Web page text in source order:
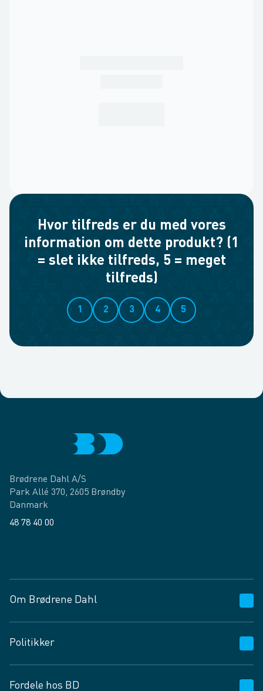
Hvor tilfreds er du med vores
information om dette produkt? (1
= slet ikke tilfreds, 5 = meget
tilfreds)
1 2 3 4 5
Brødrene Dahl A/S
Park Allé 370, 2605 Brøndby
Danmark
48 78 40 00
Om Brødrene Dahl
Vagttelefon 30 10 89 89
Spørgsmål og svar
Job og karriere
Politikker
Fordele hos BD